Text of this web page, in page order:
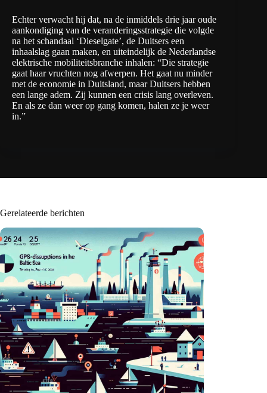
Echter verwacht hij dat, na de inmiddels drie jaar oude
aankondiging van de veranderingsstrategie die volgde
na het schandaal ‘Dieselgate’, de Duitsers een
inhaalslag gaan maken, en uiteindelijk de Nederlandse
elektrische mobiliteitsbranche inhalen: “Die strategie
gaat haar vruchten nog afwerpen. Het gaat nu minder
met de economie in Duitsland, maar Duitsers hebben
een lange adem. Zij kunnen een crisis lang overleven.
En als ze dan weer op gang komen, halen ze je weer
in.”
Gerelateerde berichten